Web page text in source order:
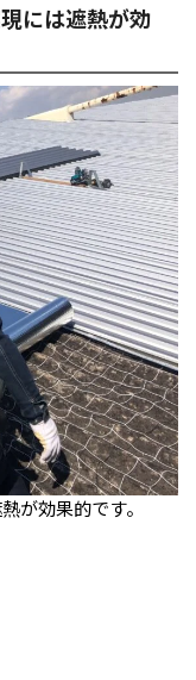
には遮熱が効
が効果的です。